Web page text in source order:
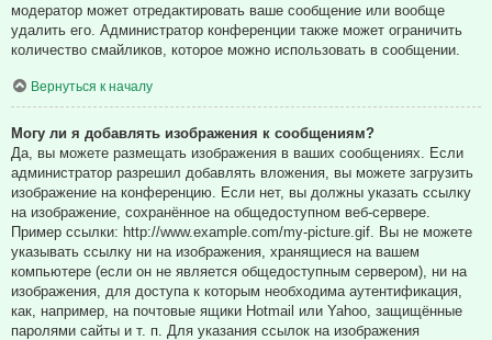
модератор может отредактировать ваше сообщение или вообще
удалить его. Администратор конференции также может ограничить
количество смайликов, которое можно использовать в сообщении.
Вернуться к началу
Могу ли я добавлять изображения к сообщениям?
Да, вы можете размещать изображения в ваших сообщениях. Если
администратор разрешил добавлять вложения, вы можете загрузить
изображение на конференцию. Если нет, вы должны указать ссылку
на изображение, сохранённое на общедоступном веб-сервере.
Пример ссылки: http://www.example.com/my-picture.gif. Вы не можете
указывать ссылку ни на изображения, хранящиеся на вашем
компьютере (если он не является общедоступным сервером), ни на
изображения, для доступа к которым необходима аутентификация,
как, например, на почтовые ящики Hotmail или Yahoo, защищённые
паролями сайты и т. п. Для указания ссылок на изображения